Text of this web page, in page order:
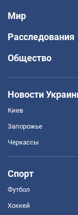
Мир
Расследования
Общество
Новости
Киев
Запорожье
Черкассы
Спорт
Футбол
Хоккей